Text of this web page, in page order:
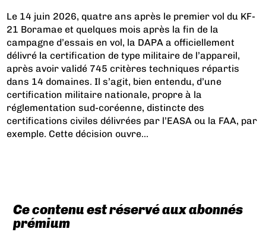
Le 14 juin 2026, quatre ans après le premier vol du KF-
21 Boramae et quelques mois après la fin de la
campagne d’essais en vol, la DAPA a officiellement
délivré la certification de type militaire de l’appareil,
après avoir validé 745 critères techniques répartis
dans 14 domaines. Il s’agit, bien entendu, d’une
certification militaire nationale, propre à la
réglementation sud-coréenne, distincte des
certifications civiles délivrées par l’EASA ou la FAA, par
exemple. Cette décision ouvre...
Ce contenu est réservé aux abonnés
prémium